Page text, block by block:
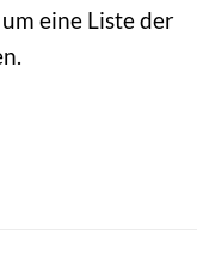
eine Liste der